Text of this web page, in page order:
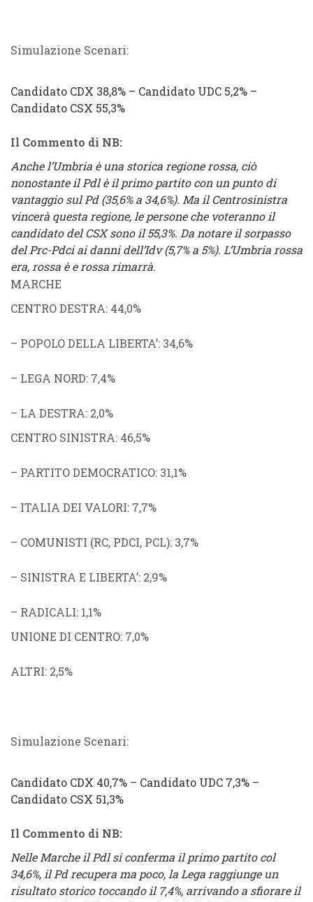
Simulazione Scenari:
Candidato CDX 38,8% – Candidato UDC 5,2% –
Candidato CSX 55,3%
Il Commento di NB:
Anche l’Umbria è una storica regione rossa, ciò
nonostante il Pdl è il primo partito con un punto di
vantaggio sul Pd (35,6% a 34,6%). Ma il Centrosinistra
vincerà questa regione, le persone che voteranno il
candidato del CSX sono il 55,3%. Da notare il sorpasso
del Prc-Pdci ai danni dell’Idv (5,7% a 5%). L’Umbria rossa
era, rossa è e rossa rimarrà.
MARCHE
CENTRO DESTRA: 44,0%
– POPOLO DELLA LIBERTA’: 34,6%
– LEGA NORD: 7,4%
– LA DESTRA: 2,0%
CENTRO SINISTRA: 46,5%
– PARTITO DEMOCRATICO: 31,1%
– ITALIA DEI VALORI: 7,7%
– COMUNISTI (RC, PDCI, PCL): 3,7%
– SINISTRA E LIBERTA’: 2,9%
– RADICALI: 1,1%
UNIONE DI CENTRO: 7,0%
ALTRI: 2,5%
Simulazione Scenari:
Candidato CDX 40,7% – Candidato UDC 7,3% –
Candidato CSX 51,3%
Il Commento di NB:
Nelle Marche il Pdl si conferma il primo partito col
34,6%, il Pd recupera ma poco, la Lega raggiunge un
risultato storico toccando il 7,4%, arrivando a sfiorare il